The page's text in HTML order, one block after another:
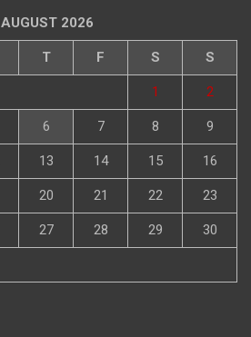
AUGUST 2026
T F S S
1 2
6 7 8 9
13 14 15 16
20 21 22 23
27 28 29 30